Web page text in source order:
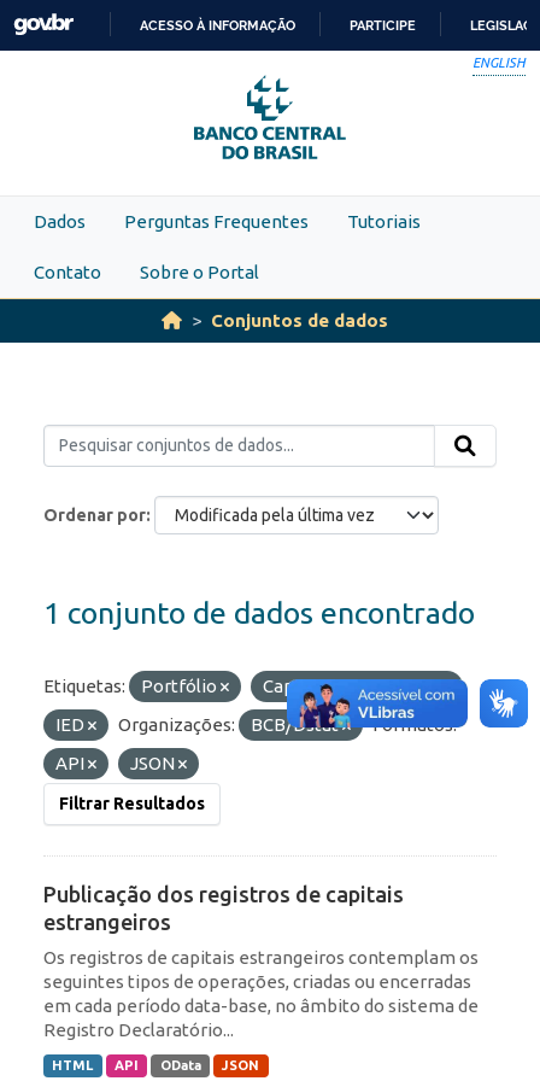
Skip to main content
PARA
O
CONTEÚDO
ACESSO À INFORMAÇÃO PARTICIPE
ENGLISH
Dados Perguntas Frequentes Tutoriais
Contato Sobre o Portal
Conjuntos de dados
Ordenar por
1 conjunto de dados encontrado
Etiquetas: Portfólio
Capitais Estrangeiros
IED
Organizações: BCB/Dstat
Formatos:
API
JSON
Filtrar Resultados
Publicação dos registros de capitais
estrangeiros
Os registros de capitais estrangeiros contemplam os
seguintes tipos de operações, criadas ou encerradas
em cada período data-base, no âmbito do sistema de
Registro Declaratório...
HTML API OData JSON